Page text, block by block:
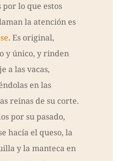
por lo que estos
la atención es
. Es original,
y único, y rinden
a las vacas,
en las
reinas de su corte.
por su pasado,
hacía el queso, la
y la manteca en